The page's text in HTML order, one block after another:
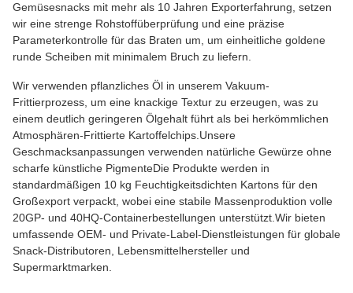
Gemüsesnacks mit mehr als 10 Jahren Exporterfahrung, setzen
wir eine strenge Rohstoffüberprüfung und eine präzise
Parameterkontrolle für das Braten um, um einheitliche goldene
runde Scheiben mit minimalem Bruch zu liefern.
Wir verwenden pflanzliches Öl in unserem Vakuum-
Frittierprozess, um eine knackige Textur zu erzeugen, was zu
einem deutlich geringeren Ölgehalt führt als bei herkömmlichen
Atmosphären-Frittierte Kartoffelchips.Unsere
Geschmacksanpassungen verwenden natürliche Gewürze ohne
scharfe künstliche PigmenteDie Produkte werden in
standardmäßigen 10 kg Feuchtigkeitsdichten Kartons für den
Großexport verpackt, wobei eine stabile Massenproduktion volle
20GP- und 40HQ-Containerbestellungen unterstützt.Wir bieten
umfassende OEM- und Private-Label-Dienstleistungen für globale
Snack-Distributoren, Lebensmittelhersteller und
Supermarktmarken.